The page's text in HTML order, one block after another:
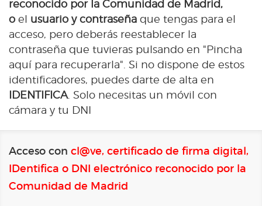
reconocido por la Comunidad de Madrid,
o el usuario y contraseña que tengas para el
acceso, pero deberás reestablecer la
contraseña que tuvieras pulsando en "Pincha
aquí para recuperarla". Si no dispone de estos
identificadores, puedes darte de alta en
IDENTIFICA. Solo necesitas un móvil con
cámara y tu DNI
Acceso con cl@ve, certificado de firma digital,
IDentifica o DNI electrónico reconocido por la
Comunidad de Madrid